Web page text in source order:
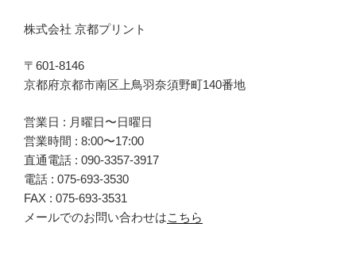
株式会社 京都プリント
〒601-8146
京都府京都市南区上鳥羽奈須野町140番地
営業日 : 月曜日〜日曜日
営業時間 : 8:00〜17:00
直通電話 : 090-3357-3917
電話 : 075-693-3530
FAX : 075-693-3531
メールでのお問い合わせはこちら